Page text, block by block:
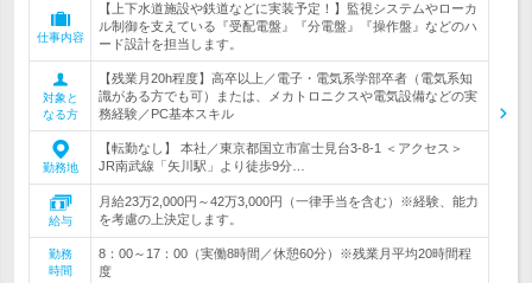
仕事内容
【上下水道施設や鉄道などに実装予定！】監視システムやローカ
ル制御を支えている『受配電盤』『分電盤』『操作盤』などのハ
ード設計を担当します。
対象と
なる方
【残業月20h程度】高卒以上／電子・電気系学部卒者（電気系知
識がある方でも可）または、メカトロニクスや電気設備などの実
務経験／PC基本スキル
勤務地
【転勤なし】 本社／東京都国立市富士見台3-8-1 ＜アクセス＞
JR南武線「矢川駅」より徒歩9分…
給与
月給23万2,000円～42万3,000円（一律手当を含む）※経験、能力
を考慮の上決定します。
勤務
時間
8：00～17：00（実働8時間／休憩60分）※残業月平均20時間程
度